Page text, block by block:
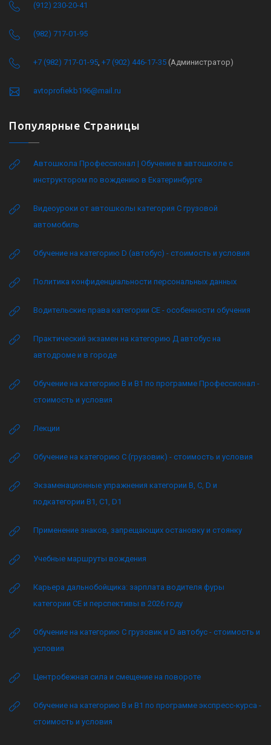
(912) 230-20-41
(982) 717-01-95
+7 (982) 717-01-95, +7 (902) 446-17-35 (Администратор)
avtoprofiekb196@mail.ru
Популярные Страницы
Автошкола Профессионал | Обучение в автошколе с
инструктором по вождению в Екатеринбурге
Видеоуроки от автошколы категория C грузовой
автомобиль
Обучение на категорию D (автобус) - стоимость и условия
Политика конфиденциальности персональных данных
Водительские права категории CE - особенности обучения
Практический экзамен на категорию Д автобус на
автодроме и в городе
Обучение на категорию B и B1 по программе Профессионал -
стоимость и условия
Лекции
Обучение на категорию C (грузовик) - стоимость и условия
Экзаменационные упражнения категории B, C, D и
подкатегории B1, C1, D1
Применение знаков, запрещающих остановку и стоянку
Учебные маршруты вождения
Карьера дальнобойщика: зарплата водителя фуры
категории CE и перспективы в 2026 году
Обучение на категорию C грузовик и D автобус - стоимость и
условия
Центробежная сила и смещение на повороте
Обучение на категорию B и B1 по программе экспресс-курса -
стоимость и условия